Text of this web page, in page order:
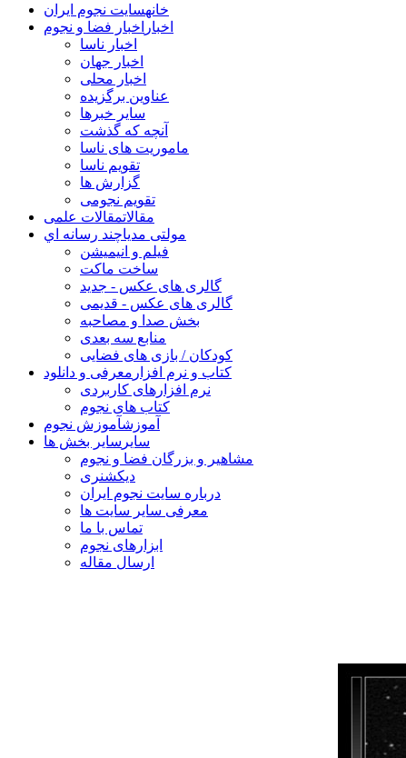
خانهسایت نجوم ایران
اخبار اخبار فضا و نجوم
اخبار ناسا
اخبار جهان
اخبار محلی
عناوین برگزیده
سایر خبرها
آنچه که گذشت
ماموریت های ناسا
تقویم ناسا
گزارش ها
تقویم نجومی
مقالاتمقالات علمی
مولتی مدیاچند رسانه اي
فیلم و انیمیشن
ساخت ماکت
گالری های عکس - جدید
گالری های عکس - قدیمی
بخش صدا و مصاحبه
منابع سه بعدی
کودکان / بازی های فضایی
کتاب و نرم افزار معرفی و دانلود
نرم افزارهای کاربردی
کتاب های نجوم
آموزشآموزش نجوم
سایر سایر بخش ها
مشاهیر و بزرگان فضا و نجوم
دیکشنری
درباره سایت نجوم ایران
معرفی سایر سایت ها
تماس با ما
ابزارهای نجوم
ارسال مقاله